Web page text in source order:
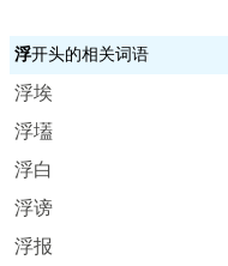
浮开头的相关词语
浮埃
浮壒
浮白
浮谤
浮报